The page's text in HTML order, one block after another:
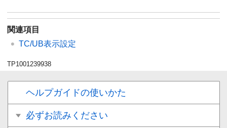
関連項目
TC/UB表示設定
TP1001239938
ヘルプガイドの使いかた
必ずお読みください